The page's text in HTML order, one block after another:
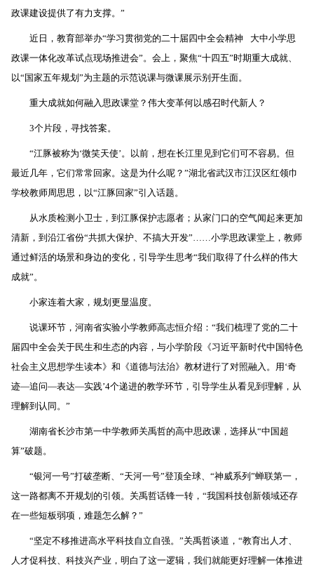
政课建设提供了有力支撑。”
近日，教育部举办“学习贯彻党的二十届四中全会精神 大中小学思
政课一体化改革试点现场推进会”。会上，聚焦“十四五”时期重大成就、
以“国家五年规划”为主题的示范说课与微课展示别开生面。
重大成就如何融入思政课堂？伟大变革何以感召时代新人？
3个片段，寻找答案。
“江豚被称为‘微笑天使’。以前，想在长江里见到它们可不容易。但
最近几年，它们常常回家。这是为什么呢？”湖北省武汉市江汉区红领巾
学校教师周思思，以“江豚回家”引入话题。
从水质检测小卫士，到江豚保护志愿者；从家门口的空气闻起来更加
清新，到沿江省份“共抓大保护、不搞大开发”……小学思政课堂上，教师
通过鲜活的场景和身边的变化，引导学生思考“我们取得了什么样的伟大
成就”。
小家连着大家，规划更显温度。
说课环节，河南省实验小学教师高志恒介绍：“我们梳理了党的二十
届四中全会关于民生和生态的内容，与小学阶段《习近平新时代中国特色
社会主义思想学生读本》和《道德与法治》教材进行了对照融入。用‘奇
迹—追问—表达—实践’4个递进的教学环节，引导学生从看见到理解，从
理解到认同。”
湖南省长沙市第一中学教师关禹哲的高中思政课，选择从“中国超
算”破题。
“银河一号”打破垄断、“天河一号”登顶全球、“神威系列”蝉联第一，
这一路都离不开规划的引领。关禹哲话锋一转，“我国科技创新领域还存
在一些短板弱项，难题怎么解？”
“坚定不移推进高水平科技自立自强。”关禹哲谈道，“教育出人才、
人才促科技、科技兴产业，明白了这一逻辑，我们就能更好理解一体推进